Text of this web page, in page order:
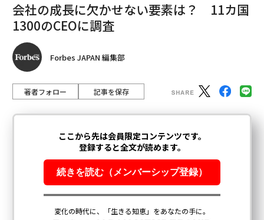
会社の成長に欠かせない要素は？ 11カ国
1300のCEOに調査
Forbes JAPAN 編集部
著者フォロー 記事を保存